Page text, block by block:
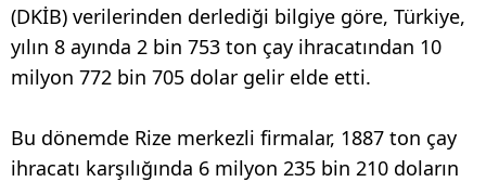
(DKİB) verilerinden derlediği bilgiye göre, Türkiye,
yılın 8 ayında 2 bin 753 ton çay ihracatından 10
milyon 772 bin 705 dolar gelir elde etti.
Bu dönemde Rize merkezli firmalar, 1887 ton çay
ihracatı karşılığında 6 milyon 235 bin 210 doların